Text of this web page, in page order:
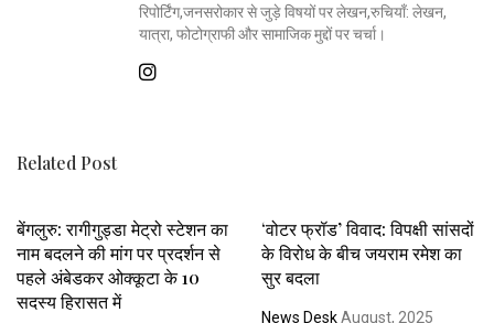
रिपोर्टिंग,जनसरोकार से जुड़े विषयों पर लेखन,रुचियाँ: लेखन,
यात्रा, फोटोग्राफी और सामाजिक मुद्दों पर चर्चा।
Related Post
बेंगलुरु: रागीगुड्डा मेट्रो स्टेशन का
नाम बदलने की मांग पर प्रदर्शन से
पहले अंबेडकर ओक्कूटा के 10
सदस्य हिरासत में
‘वोटर फ्रॉड’ विवाद: विपक्षी सांसदों
के विरोध के बीच जयराम रमेश का
सुर बदला
News DeskAugust, 2025